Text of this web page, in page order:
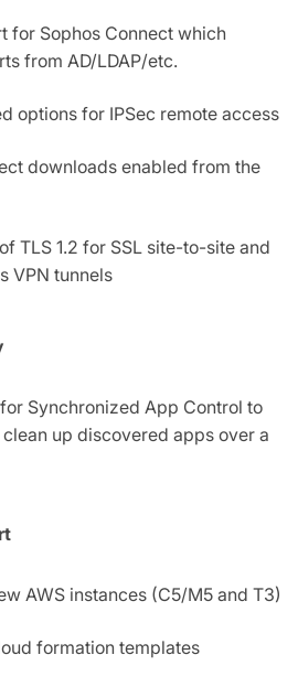
for Sophos Connect which
from AD/LDAP/etc.
options for IPSec remote access
downloads enabled from the
TLS 1.2 for SSL site-to-site and
VPN tunnels
Synchronized App Control to
up discovered apps over a
AWS instances (C5/M5 and T3)
formation templates